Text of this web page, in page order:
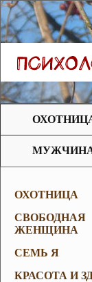
ОХОТНИЦА
СВОБОДНАЯ
ЖЕНЩИНА
СЕМЬ Я
КРАСОТА И